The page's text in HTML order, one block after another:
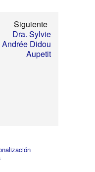
Siguiente
Dra. Sylvie
Andrée Didou
Aupetit